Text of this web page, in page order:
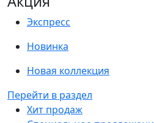
Экспресс
Новинка
Новая коллекция
Перейти в раздел
Хит продаж